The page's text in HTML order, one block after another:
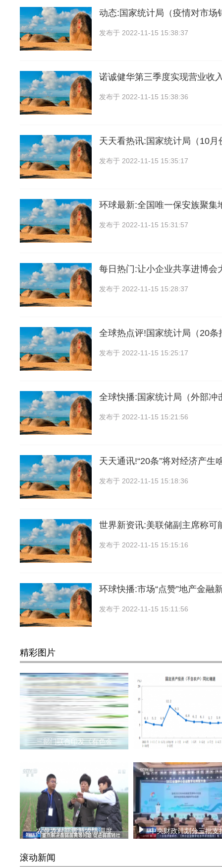
动态:国家统计局（疫情对市场
发布于 2022-11-15 15:38:37
诺诚健华第三季度实现营业收
发布于 2022-11-15 15:38:36
天天看热讯:国家统计局（10月
发布于 2022-11-15 15:35:17
环球最新:全国唯一保安族聚集
发布于 2022-11-15 15:31:57
每日热门:让小企业共享进博会
发布于 2022-11-15 15:28:37
全球热点评!国家统计局（20条
发布于 2022-11-15 15:25:17
全球快播:国家统计局（外部冲
发布于 2022-11-15 15:21:56
天天通讯!“20条”将对经济产生
发布于 2022-11-15 15:18:36
世界新资讯:美联储副主席称可
发布于 2022-11-15 15:15:16
环球快播:市场“点赞”地产金融
发布于 2022-11-15 15:11:56
精彩图片
三部门联合印发《有色金 国家统计局：前10个月
农业农村部最新农情调度 中央财政计划分三批支
滚动新闻